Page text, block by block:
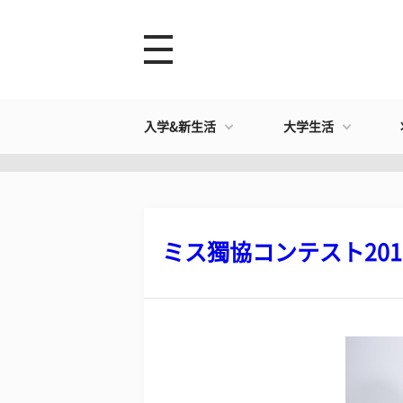
入学&新生活 大学生活
ミス獨協コンテスト